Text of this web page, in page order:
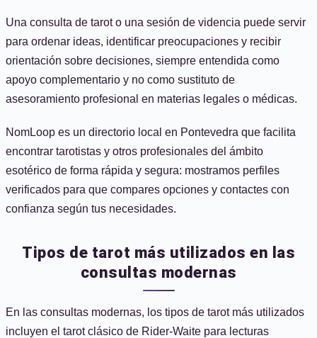
Una consulta de tarot o una sesión de videncia puede servir
para ordenar ideas, identificar preocupaciones y recibir
orientación sobre decisiones, siempre entendida como
apoyo complementario y no como sustituto de
asesoramiento profesional en materias legales o médicas.
NomLoop es un directorio local en Pontevedra que facilita
encontrar tarotistas y otros profesionales del ámbito
esotérico de forma rápida y segura: mostramos perfiles
verificados para que compares opciones y contactes con
confianza según tus necesidades.
Tipos de tarot más utilizados en las
consultas modernas
En las consultas modernas, los tipos de tarot más utilizados
incluyen el tarot clásico de Rider‑Waite para lecturas